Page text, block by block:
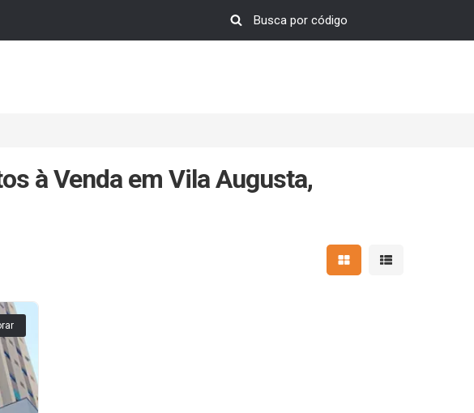
à Venda em Vila Augusta,
Mostrar resultados em
Mostrar